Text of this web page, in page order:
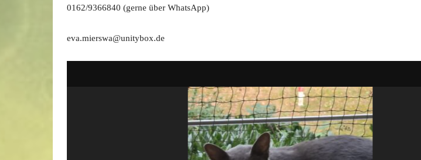
0162/9366840 (gerne über WhatsApp)
eva.mierswa@unitybox.de